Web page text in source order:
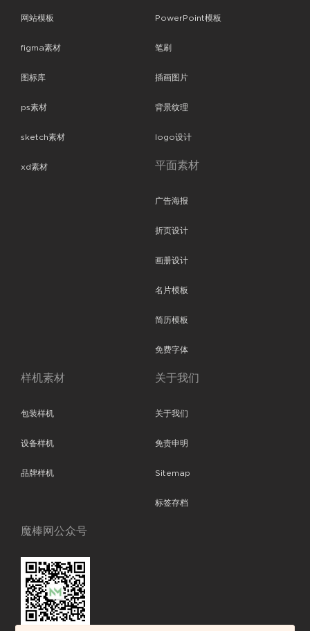
网站模板
figma素材
图标库
ps素材
sketch素材
xd素材
PowerPoint模板
笔刷
插画图片
背景纹理
logo设计
平面素材
广告海报
折页设计
画册设计
名片模板
简历模板
免费字体
样机素材
包装样机
设备样机
品牌样机
关于我们
关于我们
免责申明
Sitemap
标签存档
魔棒网公众号